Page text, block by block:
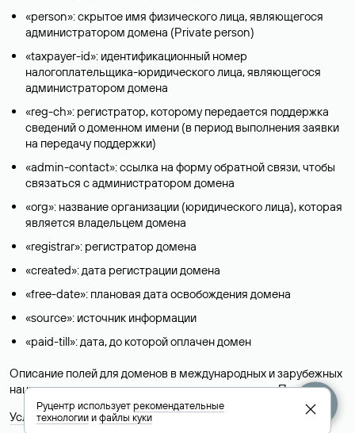
«person»: скрытое имя физического лица, являющегося
администратором домена (Privatе person)
«taxpayer-id»: идентификационный номер
налогоплательщика-юридического лица, являющегося
администратором домена
«reg-ch»: регистратор, которому передается поддержка
сведений о доменном имени (в период выполнения заявки
на передачу поддержки)
«admin-contact»: ссылка на форму обратной связи, чтобы
связаться с администратором домена
«org»: название организации (юридического лица), которая
является владельцем домена
«registrar»: регистратор домена
«created»: дата регистрации домена
«free-date»: плановая дата освобождения домена
«source»: источник информации
«paid-till»: дата, до которой оплачен домен
Описание полей для доменов в международных и зарубежных
национальных доменах представлены в разделе «Помощь».
Условия использования Whois-сервиса
Руцентр используетрекомендательные
технологииифайлы куки